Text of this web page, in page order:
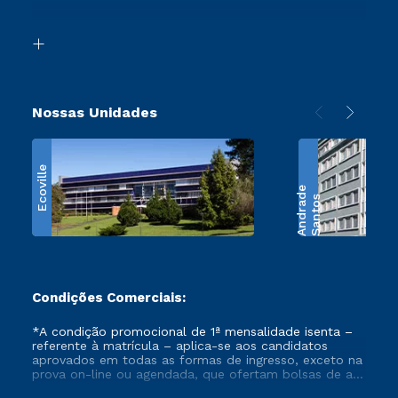
Retorne ao Curso
Nossas Unidades
Ecoville
S
a
n
t
o
s
A
n
d
r
a
d
e
Condições Comerciais:
*A condição promocional de 1ª mensalidade isenta –
referente à matrícula – aplica-se aos candidatos
aprovados em todas as formas de ingresso, exceto na
prova on-line ou agendada, que ofertam bolsas de até